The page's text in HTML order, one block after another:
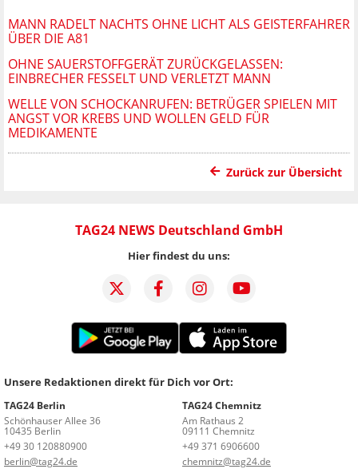
MANN RADELT NACHTS OHNE LICHT ALS GEISTERFAHRER
ÜBER DIE A81
OHNE SAUERSTOFFGERÄT ZURÜCKGELASSEN:
EINBRECHER FESSELT UND VERLETZT MANN
WELLE VON SCHOCKANRUFEN: BETRÜGER SPIELEN MIT
ANGST VOR KREBS UND WOLLEN GELD FÜR
MEDIKAMENTE
Zurück zur Übersicht
TAG24 NEWS Deutschland GmbH
Hier findest du uns:
Unsere Redaktionen direkt für Dich vor Ort:
TAG24 Berlin
Schönhauser Allee 36
10435 Berlin
+49 30 120880900
berlin@tag24.de
TAG24 Chemnitz
Am Rathaus 2
09111 Chemnitz
+49 371 6906600
chemnitz@tag24.de